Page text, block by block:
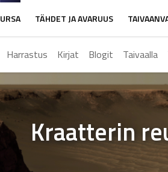
URSA TÄHDET JA AVARUUS
Harrastus Kirjat Blogit Taivaalla
Kraatterin